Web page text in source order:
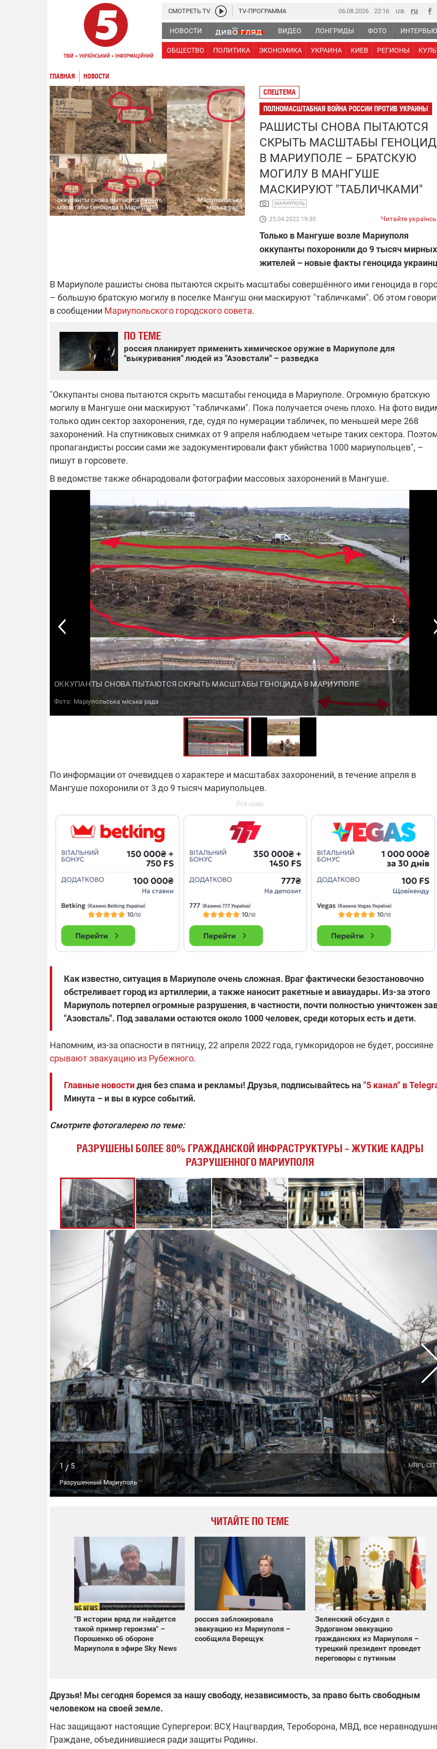
06.08.2026 22:16
НОВОСТИ ВИДЕО ЛОНГРИДЫ ФОТО ИНТЕРВЬЮ
ОБЩЕСТВО ПОЛИТИКА ЭКОНОМИКА УКРАИНА КИЕВ РЕГИОНЫ
СМОТРЕТЬ TV TV-ПРОГРАММА
ГЛАВНАЯ НОВОСТИ
оккупанты снова пытаются скрыть
масштабы геноцида в Мариуполе
Маріупольська
міська рада
СПЕЦТЕМА
ПОЛНОМАСШТАБНАЯ ВОЙНА РОССИИ ПРОТИВ УКРАИНЫ
РАШИСТЫ СНОВА ПЫТАЮТСЯ
СКРЫТЬ МАСШТАБЫ
В МАРИУПОЛЕ – БРАТСКУЮ
МОГИЛУ В МАНГУШЕ
МАСКИРУЮТ "ТАБЛИЧКАМИ"
МАРИУПОЛЬ
25.04.2022 19:30 Читайте
Только в Мангуше возле Мариуполя
оккупанты похоронили до 9 тысяч мирных
жителей – новые факты геноцида
В Мариуполе рашисты снова пытаются скрыть масштабы совершённого ими геноцида в
– большую братскую могилу в поселке Мангуш они маскируют "табличками". Об этом
в сообщении Мариупольского городского совета.
ПО ТЕМЕ
россия планирует применить химическое оружие в Мариуполе для
"выкуривания" людей из "Азовстали" – разведка
"Оккупанты снова пытаются скрыть масштабы геноцида в Мариуполе. Огромную братскую
могилу в Мангуше они маскируют "табличками". Пока получается очень плохо. На фото
только один сектор захоронения, где, судя по нумерации табличек, по меньшей мере 268
захоронений. На спутниковых снимках от 9 апреля наблюдаем четыре таких сектора.
пропагандисты россии сами же задокументировали факт убийства 1000 мариупольцев", –
пишут в горсовете.
В ведомстве также обнародовали фотографии массовых захоронений в Мангуше.
ОККУПАНТЫ СНОВА ПЫТАЮТСЯ СКРЫТЬ МАСШТАБЫ ГЕНОЦИДА В МАРИУПОЛЕ
Фото: Маріупольська міська рада
По информации от очевидцев о характере и масштабах захоронений, в течение апреля в
Мангуше похоронили от 3 до 9 тысяч мариупольцев.
Как известно, ситуация в Мариуполе очень сложная. Враг фактически безостановочно
обстреливает город из артиллерии, а также наносит ракетные и авиаудары. Из-за этого
Мариуполь потерпел огромные разрушения, в частности, почти полностью уничтожен
"Азовсталь". Под завалами остаются около 1000 человек, среди которых есть и дети.
Напомним, из-за опасности в пятницу, 22 апреля 2022 года, гумкоридоров не будет, россияне
срывают эвакуацию из Рубежного.
Главные новостидня без спама и рекламы! Друзья, подписывайтесь на "5 канал" в
Минута – и вы в курсе событий.
Смотрите фотогалерею по теме:
РАЗРУШЕНЫ БОЛЕЕ 80% ГРАЖДАНСКОЙ ИНФРАСТРУКТУРЫ – ЖУТКИЕ КАДРЫ
РАЗРУШЕННОГО МАРИУПОЛЯ
1 /5
Разрушенный Мариуполь
ЧИТАЙТЕ ПО ТЕМЕ
"В истории вряд ли найдется
такой пример героизма" –
Порошенко об обороне
Мариуполя в эфире Sky News
россия заблокировала
эвакуацию из Мариуполя –
сообщила Верещук
Зеленский обсудил с
Эрдоганом эвакуацию
гражданских из Мариуполя –
турецкий президент проведет
переговоры с путиным
Друзья! Мы сегодня боремся за нашу свободу, независимость, за право быть свободным
человеком на своей земле.
Нас защищают настоящие Супергерои: ВСУ, Нацгвардия, Тероборона, МВД, все
Граждане, объединившиеся ради защиты Родины.
ОТКЛЮЧЕНИЕ СВЕТА В УКРАИНЕ
Часть потребителей в четырех
областях остается без
российских обстрелов
Подготовьте внешние аккумуляторы: в
подробности
"ПЛЕНКИ МИНДИЧА": ДЕЛО О
АФЕРАХ ДРУГА ЗЕЛЕНСКОГО
Новое подозрение по делу
НАБУ начало расследование в
08.09.2025 12:28
Поддержи
"Машинерию войны" и
выиграй легендарный
Dodge Challenger
"Око и щит": дроны,
РЭБ и пикапы –
средств на нужды
сразу четырех бригад
ВСУ
11.08.2025 15:16
Работают на
передовой:
поддержите
военкоров "5 канала",
которые снимают на
самых горячих
"Отправьте
Вернадского на
сил ВСУ собирает на
НРК Numo